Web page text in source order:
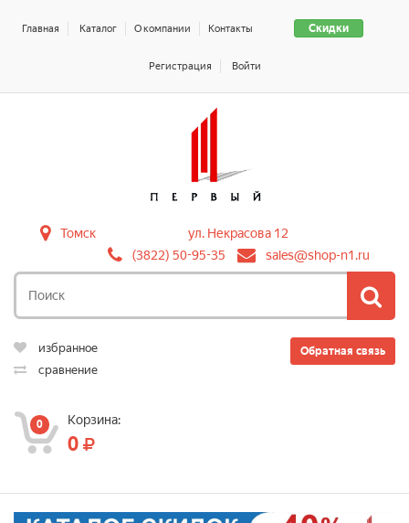
Скидки
Главная Каталог О компании Контакты
Регистрация Войти
Томск
ул. Некрасова 12
(3822) 50-95-35
sales@shop-n1.ru
Обратная связь
избранное
сравнение
0 Корзина:
0